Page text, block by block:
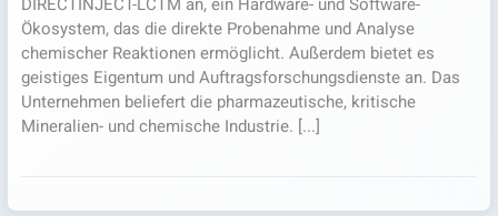
DIRECTINJECT-LCTM an, ein Hardware- und Software-
Ökosystem, das die direkte Probenahme und Analyse
chemischer Reaktionen ermöglicht. Außerdem bietet es
geistiges Eigentum und Auftragsforschungsdienste an. Das
Unternehmen beliefert die pharmazeutische, kritische
Mineralien- und chemische Industrie. [...]